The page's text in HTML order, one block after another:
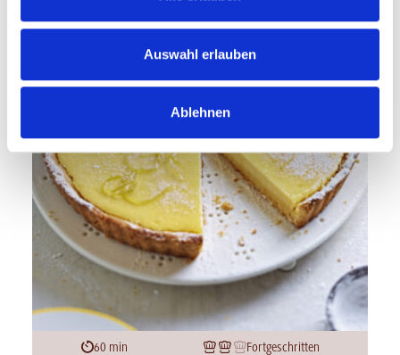
Auswahl erlauben
Ablehnen
60 min Fortgeschritten